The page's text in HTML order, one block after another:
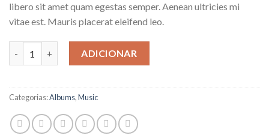
libero sit amet quam egestas semper. Aenean ultricies mi
vitae est. Mauris placerat eleifend leo.
ADICIONAR
Categorias:Albums,Music